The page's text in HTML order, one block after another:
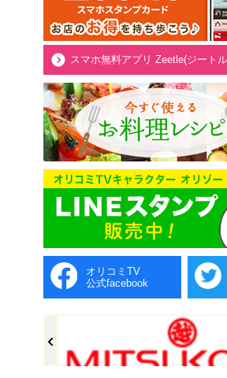
スマホ無料アプリ Zeetle(ジート
オリコミTV
公式facebook